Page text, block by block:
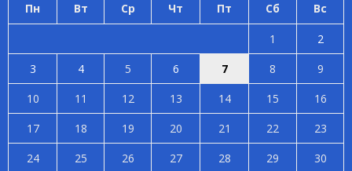
Пн Вт Ср Чт Пт Сб Вс
1
2
3
4 5 6 7 8
9
10
11 12 13 14 15
16
17
18 19 20 21 22
23
24
25 26 27 28 29 30